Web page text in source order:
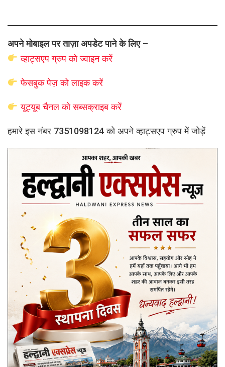
अपने मोबाइल पर ताज़ा अपडेट पाने के लिए –
व्हाट्सएपग्रुप कोज्वाइन करें
फेसबुक पेज़ को लाइक करें
यूट्यूब चैनल को सब्सक्राइब करें
हमारे इस नंबर 7351098124 को अपने व्हाट्सएप ग्रुप में जोड़ें